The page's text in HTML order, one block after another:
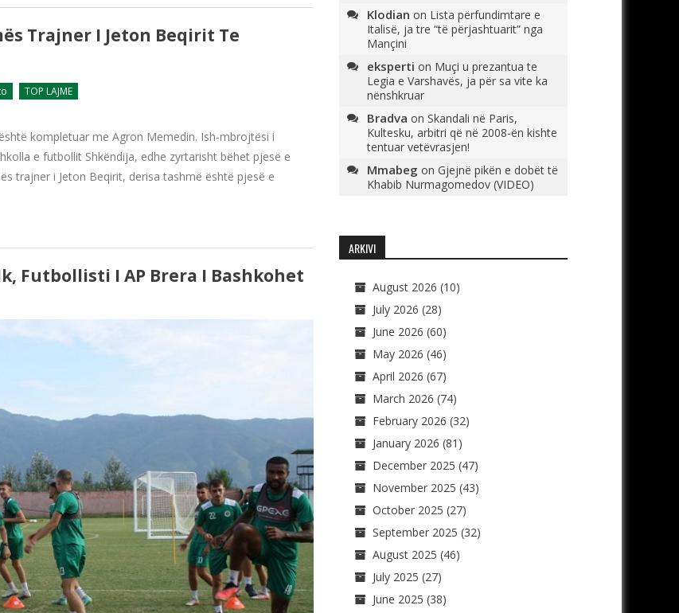
Trajner I Jeton Beqirit Te
TOP LAJME
kompletuar me Agron Memedin. Ish-mbrojtësi i
e futbollit Shkëndija, edhe zyrtarisht bëhet pjesë e
trajner i Jeton Beqirit, derisa tashmë është pjesë e
Futbollisti I AP Brera I Bashkohet
Klodian on Lista përfundimtare e
Italisë, ja tre “të përjashtuarit” nga
Mançini
eksperti on Muçi u prezantua te
Legia e Varshavës, ja për sa vite ka
nënshkruar
Bradva on Skandali në Paris,
Kultesku, arbitri që në 2008-ën kishte
tentuar vetëvrasjen!
Mmabeg on Gjejnë pikën e dobët të
Khabib Nurmagomedov (VIDEO)
ARKIVI
August 2026 (10)
July 2026 (28)
June 2026 (60)
May 2026 (46)
April 2026 (67)
March 2026 (74)
February 2026 (32)
January 2026 (81)
December 2025 (47)
November 2025 (43)
October 2025 (27)
September 2025 (32)
August 2025 (46)
July 2025 (27)
June 2025 (38)